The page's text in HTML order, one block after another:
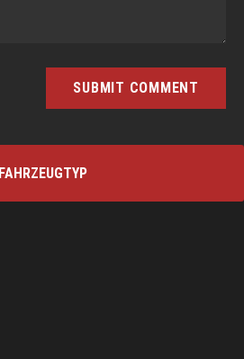
FAHRZEUGTYP